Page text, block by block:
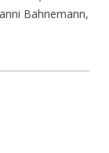
Bahnemann,